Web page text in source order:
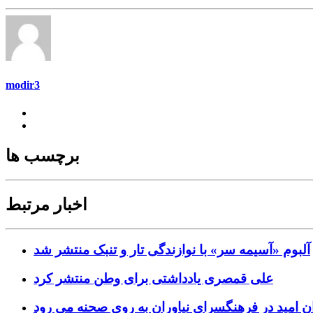
modir3
برچسب ها
اخبار مرتبط
آلبوم «آسیمه سر» با نوازندگی تار و تنبک منتشر شد
علی قمصری یادداشتی برای وطن منتشر کرد
امید در فرهنگسرای نیاوران به روی صحنه می رود